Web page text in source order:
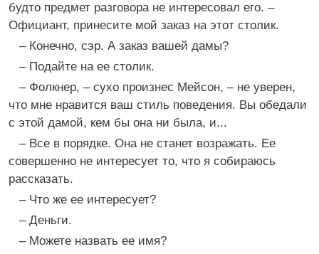
будто предмет разговора не интересовал его. –
Официант, принесите мой заказ на этот столик.
– Конечно, сэр. А заказ вашей дамы?
– Подайте на ее столик.
– Фолкнер, – сухо произнес Мейсон, – не уверен,
что мне нравится ваш стиль поведения. Вы обедали
с этой дамой, кем бы она ни была, и...
– Все в порядке. Она не станет возражать. Ее
совершенно не интересует то, что я собираюсь
рассказать.
– Что же ее интересует?
– Деньги.
– Можете назвать ее имя?